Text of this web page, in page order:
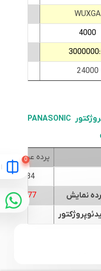
WUXGA
4000
24000
فاصله لازم جهت ویدئو پروژکتور PANASONIC
پرده عرض 1.8متر
84 اینچ
نمایش
0.77 متر
پاناسونیک با